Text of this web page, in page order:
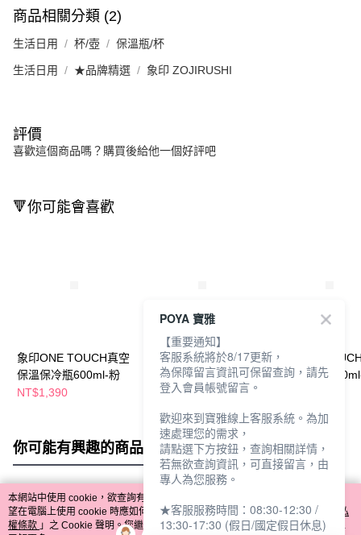
商品相關分類 (2)
生活日用 杯/壺 保溫瓶/杯
生活日用 ★品牌精選 象印 ZOJIRUSHI
評價
喜歡這個商品嗎？購買後給他一個好評吧
🔻你可能會喜歡
象印ONE TOUCH真空
保溫保冷瓶600ml-粉
NT$1,390
象印ONE TOUCH真空
保溫保冷瓶480ml-白
NT$1,290
象印ONE
保溫保冷瓶
你可能有興趣的商品 全站排行
熱門標籤
本網站中使用 cookie，欲查詢有關本網站使用 cookie 方式之詳情，及若您不希
望在電腦上使用 cookie 時應如何變更電腦的 cookie 設定，請參閱本網站「
隱私
權條款 」之 Cookie 聲明。您繼續使用本網站即表示您同意本公司得按本網站使
POYA 寶雅
【重要通知】
客服系統將於8/17更新，
為保障留言資訊可保留查詢，請先
登入會員帳號留言。
歡迎來到寶雅線上客服系統。為加
速處理您的需求，
請點選下方按鈕，查詢相關詳情，
若無欲查詢資訊，可直接留言，由
專人為您服務。
★客服服務時間：08:30-12:30 /
13:30-17:30 (假日/國定假日休息)